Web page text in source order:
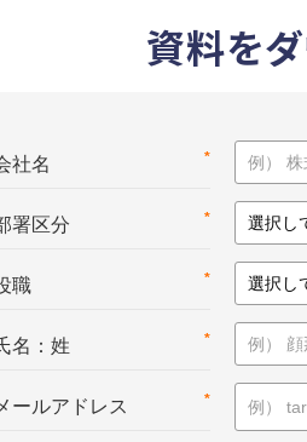
資料を
*
社名
*
署区分
*
職
*
名：姓
*
ールアドレス